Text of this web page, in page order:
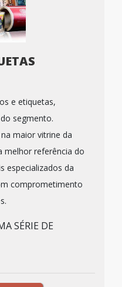
e etiquetas,
segmento.
maior vitrine da
melhor referência do
especializados da
comprometimento
SÉRIE DE